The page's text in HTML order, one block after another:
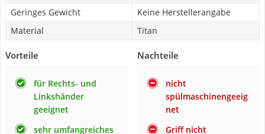
Geringes Gewicht
Keine Herstellerangabe
Material
Titan
Vorteile
für Rechts- und
Linkshänder
geeignet
sehr umfangreiches
Nachteile
nicht
spülmaschinengeeig
net
Griff nicht